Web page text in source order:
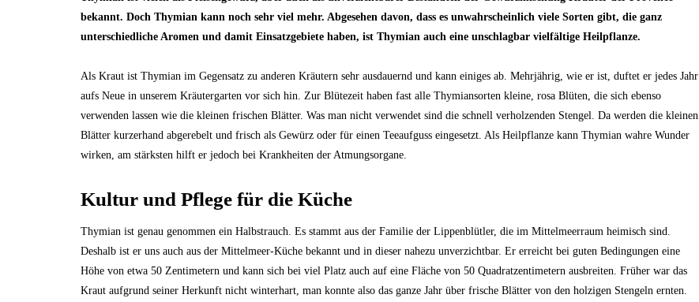
bekannt. Doch Thymian kann noch sehr viel mehr. Abgesehen davon, dass es unwahrscheinlich viele Sorten gibt, die ganz
unterschiedliche Aromen und damit Einsatzgebiete haben, ist Thymian auch eine unschlagbar vielfältige Heilpflanze.
Als Kraut ist Thymian im Gegensatz zu anderen Kräutern sehr ausdauernd und kann einiges ab. Mehrjährig, wie er ist, duftet er jedes Jahr
aufs Neue in unserem Kräutergarten vor sich hin. Zur Blütezeit haben fast alle Thymiansorten kleine, rosa Blüten, die sich ebenso
verwenden lassen wie die kleinen frischen Blätter. Was man nicht verwendet sind die schnell verholzenden Stengel. Da werden die kleinen
Blätter kurzerhand abgerebelt und frisch als Gewürz oder für einen Teeaufguss eingesetzt. Als Heilpflanze kann Thymian wahre Wunder
wirken, am stärksten hilft er jedoch bei Krankheiten der Atmungsorgane.
Kultur und Pflege für die Küche
Thymian ist genau genommen ein Halbstrauch. Es stammt aus der Familie der Lippenblütler, die im Mittelmeerraum heimisch sind.
Deshalb ist er uns auch aus der Mittelmeer-Küche bekannt und in dieser nahezu unverzichtbar. Er erreicht bei guten Bedingungen eine
Höhe von etwa 50 Zentimetern und kann sich bei viel Platz auch auf eine Fläche von 50 Quadratzentimetern ausbreiten. Früher war das
Kraut aufgrund seiner Herkunft nicht winterhart, man konnte also das ganze Jahr über frische Blätter von den holzigen Stengeln ernten.